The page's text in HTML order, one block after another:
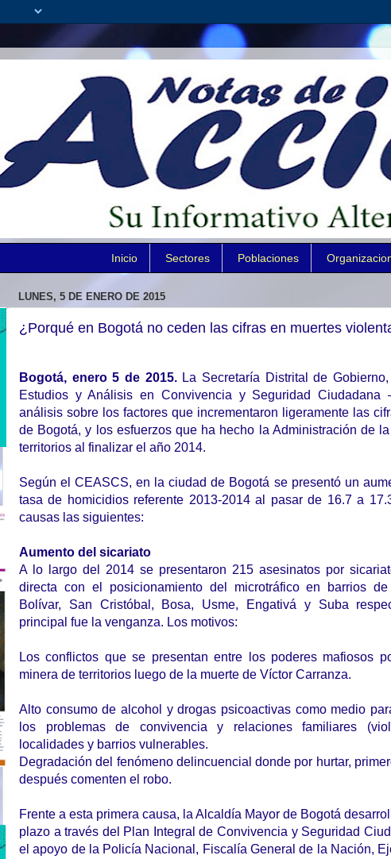
Inicio Sectores Poblaciones
LUNES, 5 DE ENERO DE 2015
¿Porqué en Bogotá no ceden las cifras en muertes
Bogotá, enero 5 de 2015. La Secretaría Distrital de
Estudios y Análisis en Convivencia y Seguridad Ciudadana
análisis sobre los factores que incrementaron ligeramente las
de Bogotá, y los esfuerzos que ha hecho la Administración de
territorios al finalizar el año 2014.
Según el CEASCS, en la ciudad de Bogotá se presentó un
tasa de homicidios referente 2013-2014 al pasar de 16.7 a
causas las siguientes:
Aumento del sicariato
A lo largo del 2014 se presentaron 215 asesinatos por
directa con el posicionamiento del microtráfico en barrios
Bolívar, San Cristóbal, Bosa, Usme, Engativá y Suba
principal fue la venganza. Los motivos:
Los conflictos que se presentan entre los poderes mafiosos
minera de territorios luego de la muerte de Víctor Carranza.
Alto consumo de alcohol y drogas psicoactivas como medio
los problemas de convivencia y relaciones familiares
localidades y barrios vulnerables.
Degradación del fenómeno delincuencial donde por hurtar,
después comenten el robo.
Frente a esta primera causa, la Alcaldía Mayor de Bogotá
plazo a través del Plan Integral de Convivencia y Seguridad
el apoyo de la Policía Nacional, Fiscalía General de la Nación,